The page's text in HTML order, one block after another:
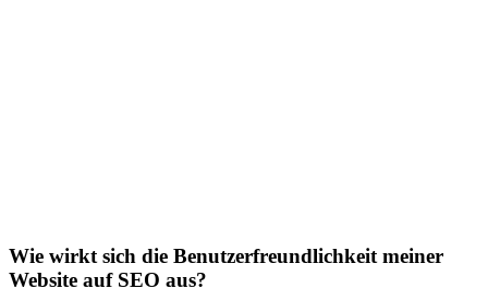
Wie wirkt sich die Benutzerfreundlichkeit meiner
Website auf SEO aus?